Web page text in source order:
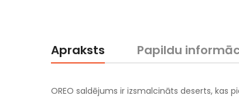
Apraksts Papildu
OREO saldējums ir izsmalcināts deserts, kas